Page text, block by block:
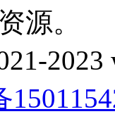
源。
2023